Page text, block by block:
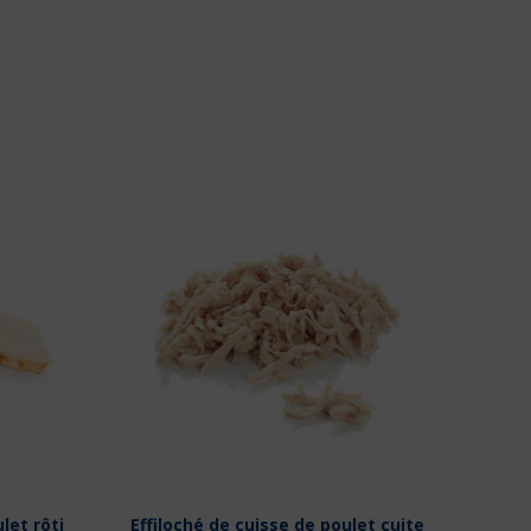
rôti Effiloché de cuisse de poulet cuite